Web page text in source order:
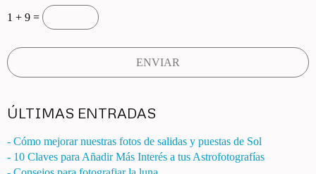
1 + 9 =
ÚLTIMAS ENTRADAS
- Cómo mejorar nuestras fotos de salidas y puestas de Sol
- 10 Claves para Añadir Más Interés a tus Astrofotografías